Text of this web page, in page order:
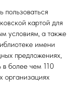
картой для
условиям, а также
имени
предложениях,
более чем 110
организациях